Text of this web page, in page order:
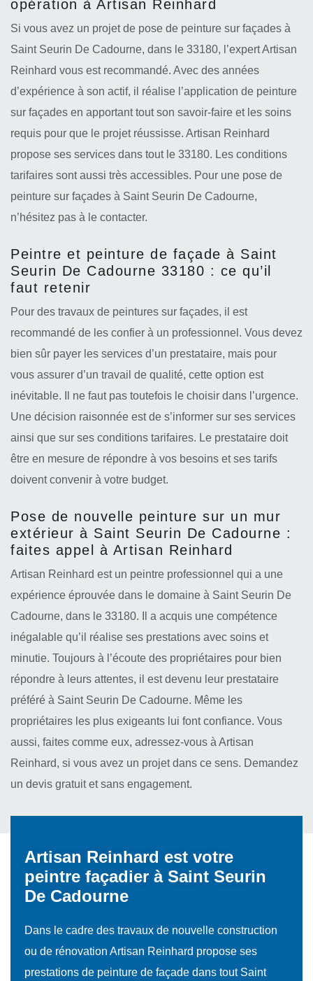
opération à Artisan Reinhard
Si vous avez un projet de pose de peinture sur façades à
Saint Seurin De Cadourne, dans le 33180, l’expert Artisan
Reinhard vous est recommandé. Avec des années
d’expérience à son actif, il réalise l’application de peinture
sur façades en apportant tout son savoir-faire et les soins
requis pour que le projet réussisse. Artisan Reinhard
propose ses services dans tout le 33180. Les conditions
tarifaires sont aussi très accessibles. Pour une pose de
peinture sur façades à Saint Seurin De Cadourne,
n’hésitez pas à le contacter.
Peintre et peinture de façade à Saint
Seurin De Cadourne 33180 : ce qu’il
faut retenir
Pour des travaux de peintures sur façades, il est
recommandé de les confier à un professionnel. Vous devez
bien sûr payer les services d’un prestataire, mais pour
vous assurer d’un travail de qualité, cette option est
inévitable. Il ne faut pas toutefois le choisir dans l’urgence.
Une décision raisonnée est de s’informer sur ses services
ainsi que sur ses conditions tarifaires. Le prestataire doit
être en mesure de répondre à vos besoins et ses tarifs
doivent convenir à votre budget.
Pose de nouvelle peinture sur un mur
extérieur à Saint Seurin De Cadourne :
faites appel à Artisan Reinhard
Artisan Reinhard est un peintre professionnel qui a une
expérience éprouvée dans le domaine à Saint Seurin De
Cadourne, dans le 33180. Il a acquis une compétence
inégalable qu’il réalise ses prestations avec soins et
minutie. Toujours à l’écoute des propriétaires pour bien
répondre à leurs attentes, il est devenu leur prestataire
préféré à Saint Seurin De Cadourne. Même les
propriétaires les plus exigeants lui font confiance. Vous
aussi, faites comme eux, adressez-vous à Artisan
Reinhard, si vous avez un projet dans ce sens. Demandez
un devis gratuit et sans engagement.
Artisan Reinhard est votre
peintre façadier à Saint Seurin
De Cadourne
Dans le cadre des travaux de nouvelle construction
ou de rénovation Artisan Reinhard propose ses
prestations de peinture de façade dans tout Saint